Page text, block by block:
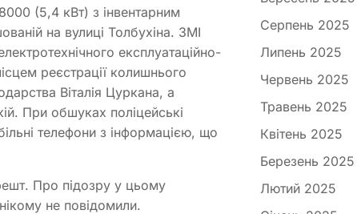
(5,4 кВт) з інвентарним
на вулиці Толбухіна. ЗМІ
експлуатаційно-
реєстрації колишнього
Віталія Цуркана, а
При обшуках поліцейські
телефони з інформацією, що
Про підозру у цьому
не повідомили.
Серпень 2025
Липень 2025
Червень 2025
Травень 2025
Квітень 2025
Березень 2025
Лютий 2025